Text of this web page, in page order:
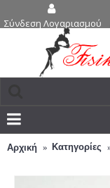
Σύνδεση Λογαριασμού
Αρχική Κατηγορίες